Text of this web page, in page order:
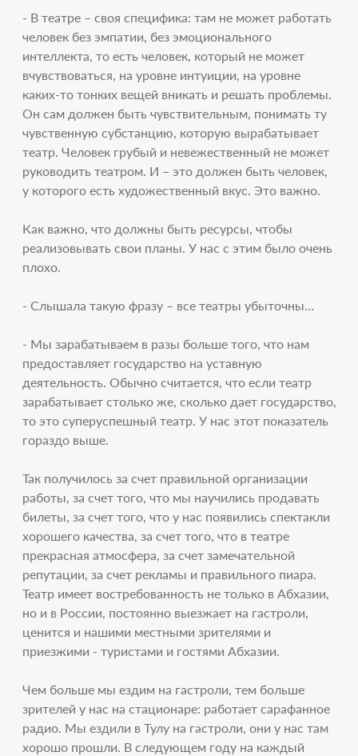
- В театре – своя специфика: там не может работать
человек без эмпатии, без эмоционального
интеллекта, то есть человек, который не может
вчувствоваться, на уровне интуиции, на уровне
каких-то тонких вещей вникать и решать проблемы.
Он сам должен быть чувствительным, понимать ту
чувственную субстанцию, которую вырабатывает
театр. Человек грубый и невежественный не может
руководить театром. И – это должен быть человек,
у которого есть художественный вкус. Это важно.
Как важно, что должны быть ресурсы, чтобы
реализовывать свои планы. У нас с этим было очень
плохо.
- Слышала такую фразу – все театры убыточны…
- Мы зарабатываем в разы больше того, что нам
предоставляет государство на уставную
деятельность. Обычно считается, что если театр
зарабатывает столько же, сколько дает государство,
то это суперуспешный театр. У нас этот показатель
гораздо выше.
Так получилось за счет правильной организации
работы, за счет того, что мы научились продавать
билеты, за счет того, что у нас появились спектакли
хорошего качества, за счет того, что в театре
прекрасная атмосфера, за счет замечательной
репутации, за счет рекламы и правильного пиара.
Театр имеет востребованность не только в Абхазии,
но и в России, постоянно выезжает на гастроли,
ценится и нашими местными зрителями и
приезжими - туристами и гостями Абхазии.
Чем больше мы ездим на гастроли, тем больше
зрителей у нас на стационаре: работает сарафанное
радио. Мы ездили в Тулу на гастроли, они у нас там
хорошо прошли. В следующем году на каждый